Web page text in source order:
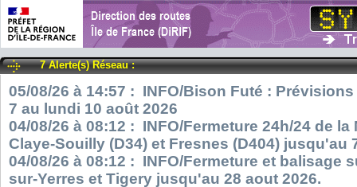
7 Alerte(s) Réseau :
05/08/26 à 14:57 : INFO/Bison Futé :
7 au lundi 10 août 2026
04/08/26 à 08:12 : INFO/Fermeture 24h/24 de
Claye-Souilly (D34) et Fresnes (D404) jusqu'au
04/08/26 à 08:12 : INFO/Fermeture et balisage
sur-Yerres et Tigery jusqu'au 28 aout 2026.